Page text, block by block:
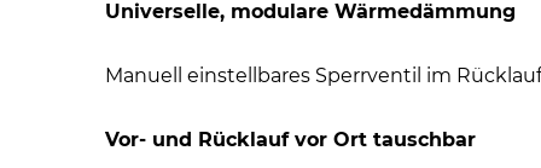
Universelle, modulare Wärmedämmung
Manuell einstellbares Sperrventil im Rücklauf
Vor- und Rücklauf vor Ort tauschbar